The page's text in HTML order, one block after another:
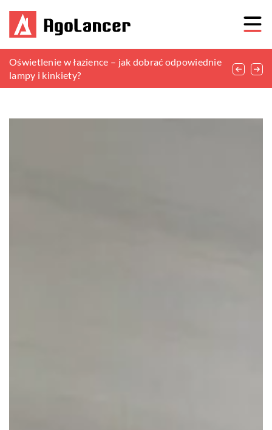
Sekrety tworzenia przytulnego miejsca relaksu
wśród zieleni
Oświetlenie w łazience – jak dobrać odpowiednie
lampy i kinkiety?
Wpływ odpowiedniej wentylacji na efektywność
systemów grzewczych w domu